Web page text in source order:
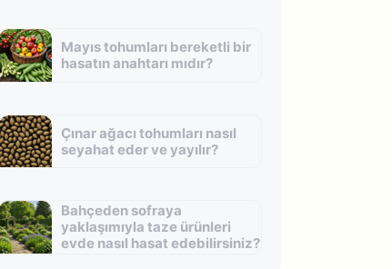
Mayıs tohumları bereketli bir
hasatın anahtarı mıdır?
Çınar ağacı tohumları nasıl
seyahat eder ve yayılır?
Bahçeden sofraya
yaklaşımıyla taze ürünleri
evde nasıl hasat edebilirsiniz?